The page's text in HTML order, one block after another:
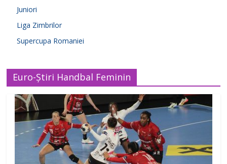
Juniori
Liga Zimbrilor
Supercupa Romaniei
Euro-Știri Handbal Feminin